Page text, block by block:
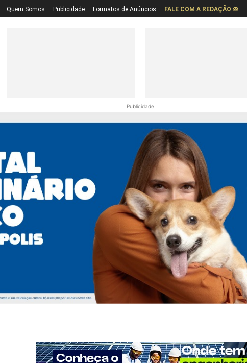
Quem Somos Publicidade Formatos de Anúncios FALE COM A REDAÇÃO
Publicidade